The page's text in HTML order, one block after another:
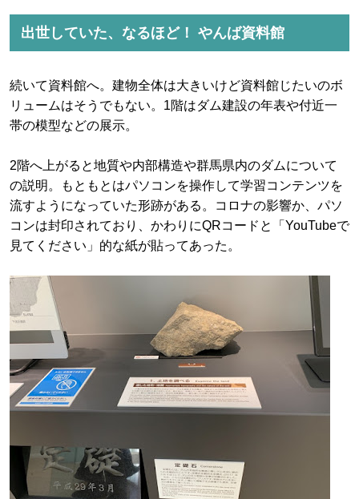
出世していた、なるほど！ やんば資料館
続いて資料館へ。建物全体は大きいけど資料館じたいのボ
リュームはそうでもない。1階はダム建設の年表や付近一
帯の模型などの展示。
2階へ上がると地質や内部構造や群馬県内のダムについて
の説明。もともとはパソコンを操作して学習コンテンツを
流すようになっていた形跡がある。コロナの影響か、パソ
コンは封印されており、かわりにQRコードと「YouTubeで
見てください」的な紙が貼ってあった。